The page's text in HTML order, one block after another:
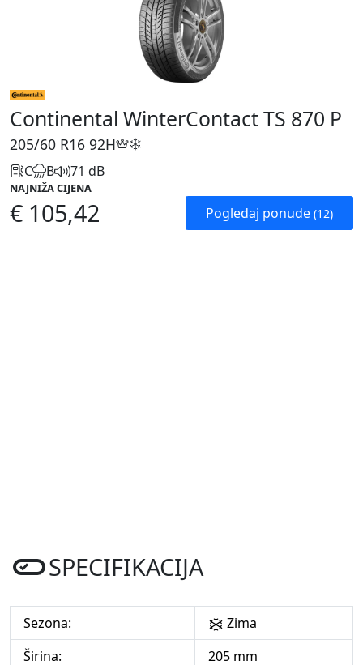
Continental WinterContact TS 870 P
205/60 R16 92H
C B 71 dB
NAJNIŽA CIJENA
€ 105,42 Pogledaj ponude (12)
SPECIFIKACIJA
Sezona:
Zima
Širina:
205 mm